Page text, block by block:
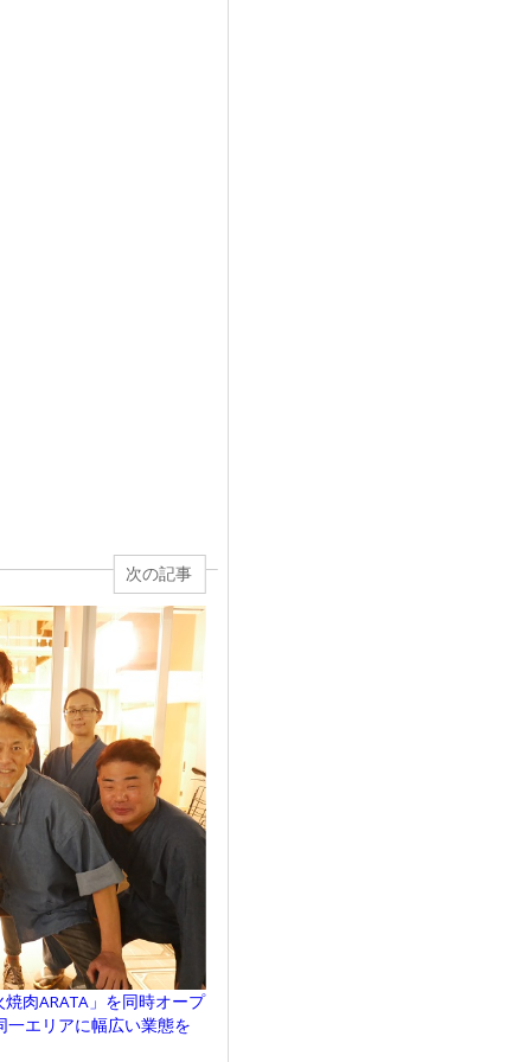
次の記事
焼肉ARATA」を同時オープ
一エリアに幅広い業態を